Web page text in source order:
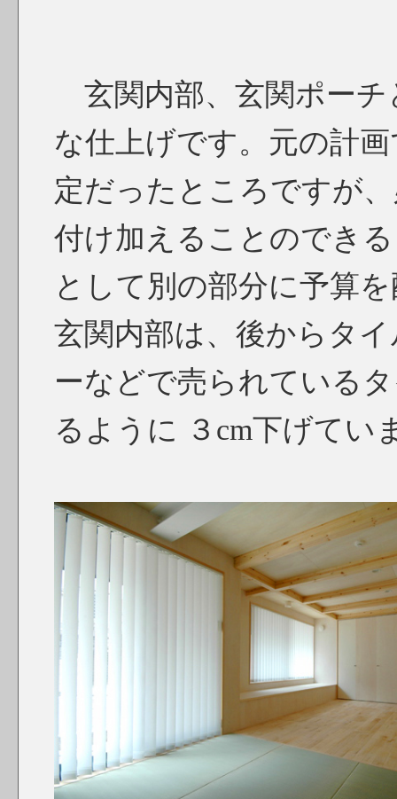
玄関内部、玄関ポーチ
な仕上げです。元の計
定だったところですが
付け加えることのでき
として別の部分に予算
玄関内部は、後からタ
ーなどで売られている
るように ３cm下げてい